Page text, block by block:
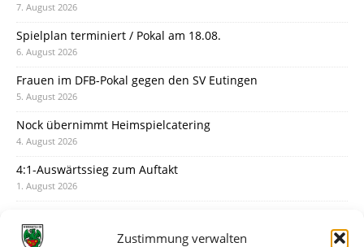
Zustimmung verwalten
7. August 2026
Spielplan terminiert / Pokal am 18.08.
6. August 2026
Frauen im DFB-Pokal gegen den SV Eutingen
5. August 2026
Nock übernimmt Heimspielcatering
4. August 2026
4:1-Auswärtssieg zum Auftakt
1. August 2026
31. Juli 2026